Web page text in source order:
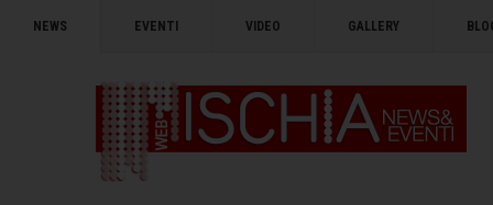
NEWS EVENTI VIDEO GALLERY